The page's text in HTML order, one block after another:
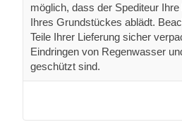
möglich, dass der Spediteur
Ihres Grundstückes ablädt.
Teile Ihrer Lieferung sicher
Eindringen von Regenwasser
geschützt sind.